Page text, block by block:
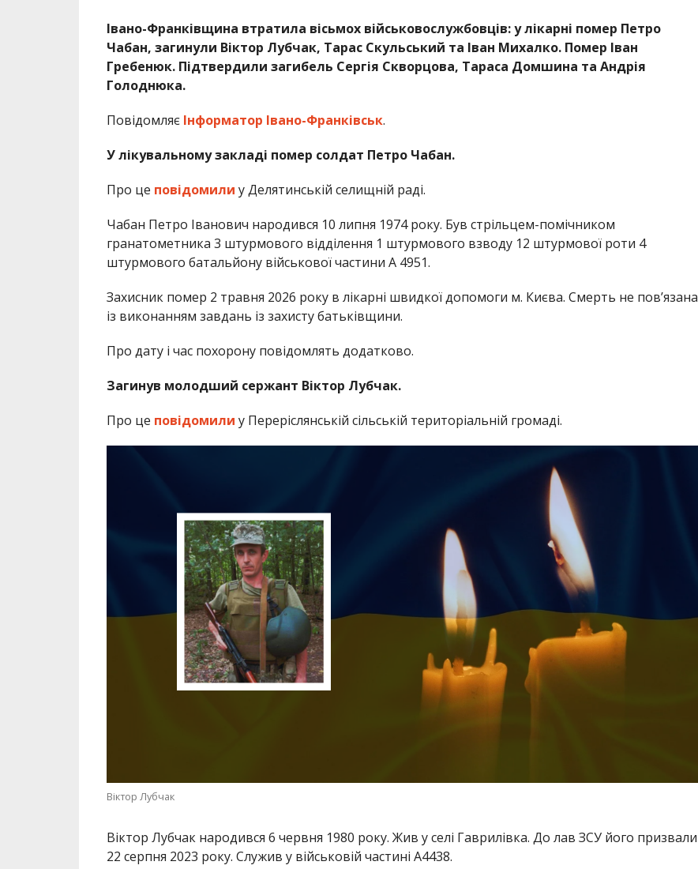
Івано-Франківщина втратила вісьмох військовослужбовців: у лікарні помер Петро
Чабан, загинули Віктор Лубчак, Тарас Скульський та Іван Михалко. Помер Іван
Гребенюк. Підтвердили загибель Сергія Скворцова, Тараса Домшина та Андрія
Голоднюка.
Повідомляє Інформатор Івано-Франківськ.
У лікувальному закладі помер солдат Петро Чабан.
Про це повідомили у Делятинській селищній раді.
Чабан Петро Іванович народився 10 липня 1974 року. Був стрільцем-помічником
гранатометника 3 штурмового відділення 1 штурмового взводу 12 штурмової роти 4
штурмового батальйону військової частини А 4951.
Захисник помер 2 травня 2026 року в лікарні швидкої допомоги м. Києва. Смерть не пов’язана
із виконанням завдань із захисту батьківщини.
Про дату і час похорону повідомлять додатково.
Загинув молодший сержант Віктор Лубчак.
Про це повідомили у Переріслянській сільській територіальній громаді.
Віктор Лубчак
Віктор Лубчак народився 6 червня 1980 року. Жив у селі Гаврилівка. До лав ЗСУ його призвали
22 серпня 2023 року. Служив у військовій частині А4438.